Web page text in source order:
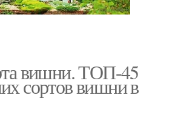
вишни. ТОП-45
сортов вишни в